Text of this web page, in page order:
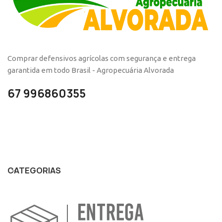
Comprar defensivos agrícolas com segurança e entrega
garantida em todo Brasil - Agropecuária Alvorada
67 996860355
CATEGORIAS